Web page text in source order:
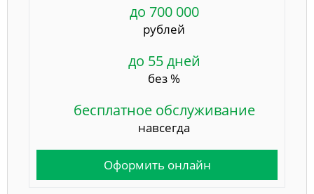
до 700 000
рублей
до 55 дней
без %
бесплатное обслуживание
навсегда
Оформить онлайн